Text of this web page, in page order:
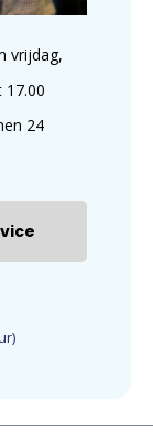
vrijdag,
17.00
24